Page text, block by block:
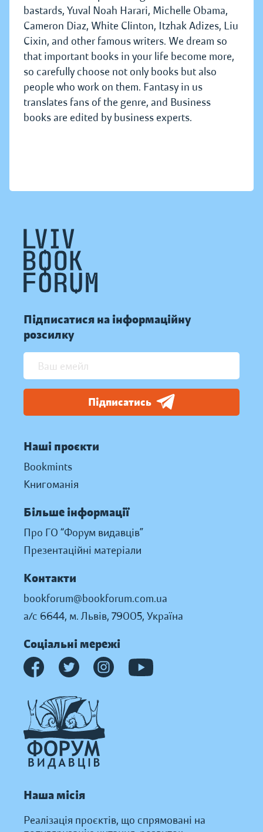
bastards, Yuval Noah Harari, Michelle Obama,
Cameron Diaz, White Clinton, Itzhak Adizes, Liu
Cixin, and other famous writers. We dream so
that important books in your life become more,
so carefully choose not only books but also
people who work on them. Fantasy in us
translates fans of the genre, and Business
books are edited by business experts.
Підписатися на інформаційну
розсилку
Підписатись
Наші проєкти
Bookmints
Книгоманія
Більше інформації
Про ГО “Форум видавців”
Презентаційні матеріали
Контакти
bookforum@bookforum.com.ua
а/с 6644, м. Львів, 79005, Україна
Соціальні мережі
Наша місія
Реалізація проєктів, що спрямовані на